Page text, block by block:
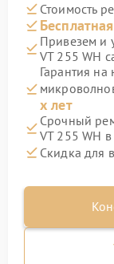
Стоимость
Привезем и
VT 255 WH
Гарантия
х лет
Срочный
VT 255 WH
Скидка для